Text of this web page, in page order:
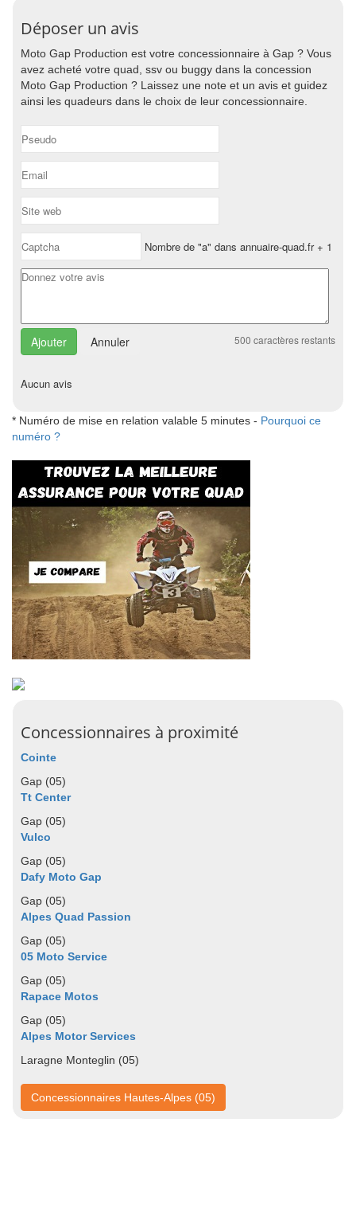
Déposer un avis
Moto Gap Production est votre concessionnaire à Gap ? Vous
avez acheté votre quad, ssv ou buggy dans la concession
Moto Gap Production ? Laissez une note et un avis et guidez
ainsi les quadeurs dans le choix de leur concessionnaire.
Nombre de "a" dans annuaire-quad.fr + 1
Annuler 500 caractères restants
Aucun avis
* Numéro de mise en relation valable 5 minutes - Pourquoi ce
numéro ?
Concessionnaires à proximité
Cointe
Gap (05)
Tt Center
Gap (05)
Vulco
Gap (05)
Dafy Moto Gap
Gap (05)
Alpes Quad Passion
Gap (05)
05 Moto Service
Gap (05)
Rapace Motos
Gap (05)
Alpes Motor Services
Laragne Monteglin (05)
Concessionnaires Hautes-Alpes (05)